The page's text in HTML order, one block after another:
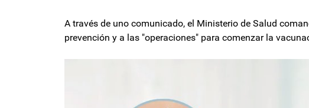
A través de uno comunicado, el Ministerio de Salud
prevención y a las "operaciones" para comenzar la